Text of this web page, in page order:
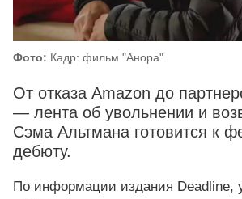
Фото: Кадр: фильм "Анора".
От отказа Amazon до
— лента об увольнении и
Сэма Альтмана готовится к
дебюту.
По информации издания Deadline,